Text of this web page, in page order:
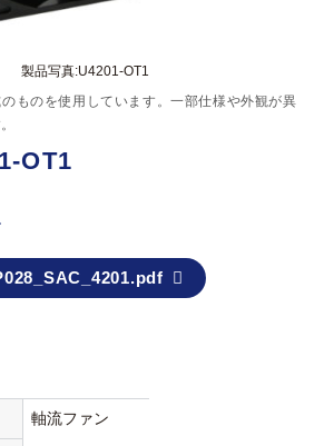
製品写真:U4201-OT1
ものを使用しています。一部仕様や外観が異
OT1
軸流ファン